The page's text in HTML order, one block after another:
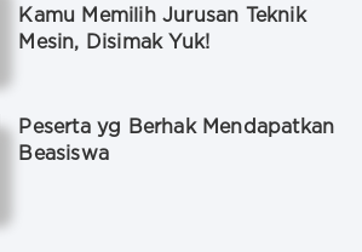
Kamu Memilih Jurusan Teknik
Mesin, Disimak Yuk!
Peserta yg Berhak Mendapatkan
Beasiswa